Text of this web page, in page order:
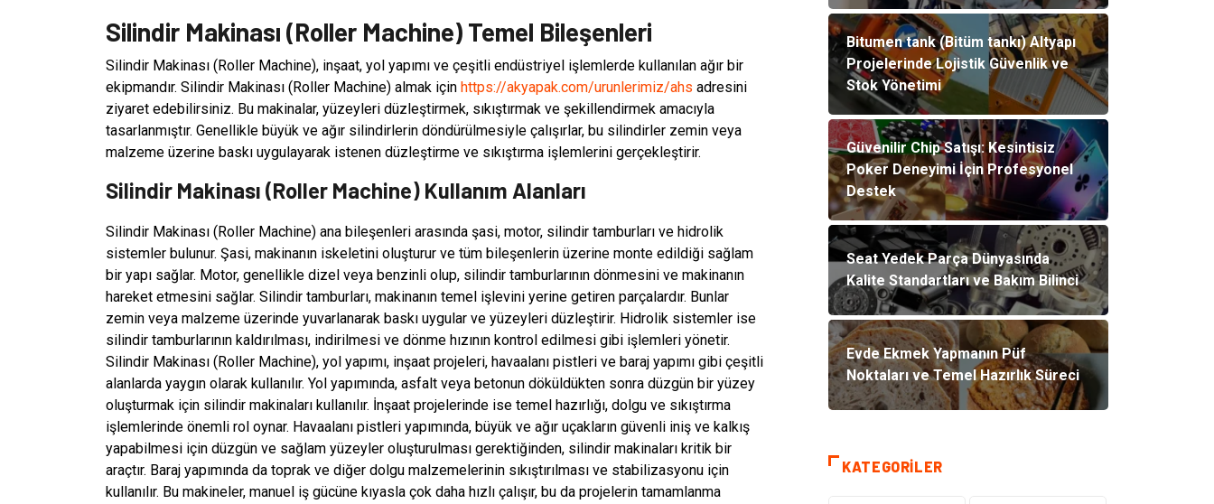
Silindir Makinası (Roller Machine) Temel Bileşenleri
Silindir Makinası (Roller Machine), inşaat, yol yapımı ve çeşitli endüstriyel işlemlerde kullanılan ağır bir
ekipmandır. Silindir Makinası (Roller Machine) almak için https://akyapak.com/urunlerimiz/ahs adresini
ziyaret edebilirsiniz. Bu makinalar, yüzeyleri düzleştirmek, sıkıştırmak ve şekillendirmek amacıyla
tasarlanmıştır. Genellikle büyük ve ağır silindirlerin döndürülmesiyle çalışırlar, bu silindirler zemin veya
malzeme üzerine baskı uygulayarak istenen düzleştirme ve sıkıştırma işlemlerini gerçekleştirir.
Silindir Makinası (Roller Machine) Kullanım Alanları
Silindir Makinası (Roller Machine) ana bileşenleri arasında şasi, motor, silindir tamburları ve hidrolik
sistemler bulunur. Şasi, makinanın iskeletini oluşturur ve tüm bileşenlerin üzerine monte edildiği sağlam
bir yapı sağlar. Motor, genellikle dizel veya benzinli olup, silindir tamburlarının dönmesini ve makinanın
hareket etmesini sağlar. Silindir tamburları, makinanın temel işlevini yerine getiren parçalardır. Bunlar
zemin veya malzeme üzerinde yuvarlanarak baskı uygular ve yüzeyleri düzleştirir. Hidrolik sistemler ise
silindir tamburlarının kaldırılması, indirilmesi ve dönme hızının kontrol edilmesi gibi işlemleri yönetir.
Silindir Makinası (Roller Machine), yol yapımı, inşaat projeleri, havaalanı pistleri ve baraj yapımı gibi çeşitli
alanlarda yaygın olarak kullanılır. Yol yapımında, asfalt veya betonun döküldükten sonra düzgün bir yüzey
oluşturmak için silindir makinaları kullanılır. İnşaat projelerinde ise temel hazırlığı, dolgu ve sıkıştırma
işlemlerinde önemli rol oynar. Havaalanı pistleri yapımında, büyük ve ağır uçakların güvenli iniş ve kalkış
yapabilmesi için düzgün ve sağlam yüzeyler oluşturulması gerektiğinden, silindir makinaları kritik bir
araçtır. Baraj yapımında da toprak ve diğer dolgu malzemelerinin sıkıştırılması ve stabilizasyonu için
kullanılır. Bu makineler, manuel iş gücüne kıyasla çok daha hızlı çalışır, bu da projelerin tamamlanma
Bitumen tank (Bitüm tankı) Altyapı
Projelerinde Lojistik Güvenlik ve
Stok Yönetimi
Güvenilir Chip Satışı: Kesintisiz
Poker Deneyimi İçin Profesyonel
Destek
Seat Yedek Parça Dünyasında
Kalite Standartları ve Bakım Bilinci
Evde Ekmek Yapmanın Püf
Noktaları ve Temel Hazırlık Süreci
KATEGORILER